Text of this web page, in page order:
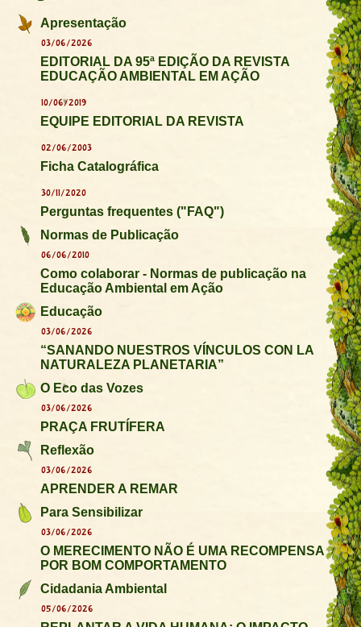
Apresentação
03/06/2026
EDITORIAL DA 95ª EDIÇÃO DA REVISTA
EDUCAÇÃO AMBIENTAL EM AÇÃO
10/06/2019
EQUIPE EDITORIAL DA REVISTA
02/06/2003
Ficha Catalográfica
30/11/2020
Perguntas frequentes ("FAQ")
Normas de Publicação
06/06/2010
Como colaborar - Normas de publicação na
Educação Ambiental em Ação
Educação
03/06/2026
“SANANDO NUESTROS VÍNCULOS CON LA
NATURALEZA PLANETARIA”
O Eco das Vozes
03/06/2026
PRAÇA FRUTÍFERA
Reflexão
03/06/2026
APRENDER A REMAR
Para Sensibilizar
03/06/2026
O MERECIMENTO NÃO É UMA RECOMPENSA
POR BOM COMPORTAMENTO
Cidadania Ambiental
05/06/2026